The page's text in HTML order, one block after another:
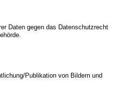
Daten gegen das Datenschutzrecht
Publikation von Bildern und